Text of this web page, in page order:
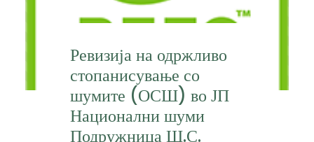
Ревизија на одржливо
стопанисување со
шумите (ОСШ) во ЈП
Национални шуми
Подружница Ш.С.